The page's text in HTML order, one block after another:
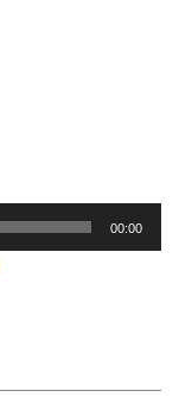
00:00